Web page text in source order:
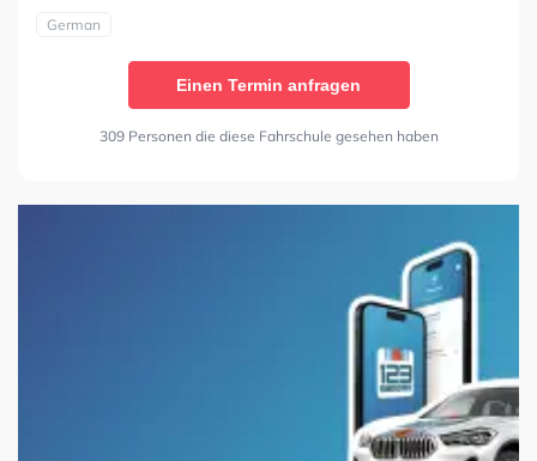
German
Einen Termin anfragen
309 Personen die diese Fahrschule gesehen haben